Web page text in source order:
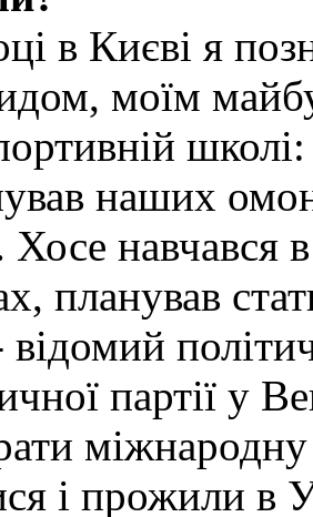
в Києві я
моїм
наших
Хосе навчався
планував
партії у
і прожили в